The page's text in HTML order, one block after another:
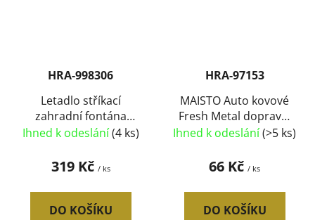
HRA-998306
Letadlo stříkací
zahradní fontána
hydroplán stříká vodu
Ihned k odeslání(4 ks)
319 Kč / ks
DO KOŠÍKU
HRA-97153
MAISTO Auto kovové
Fresh Metal dopravní
prostředky různé
Ihned k odeslání(>5 ks)
66 Kč / ks
DO KOŠÍKU